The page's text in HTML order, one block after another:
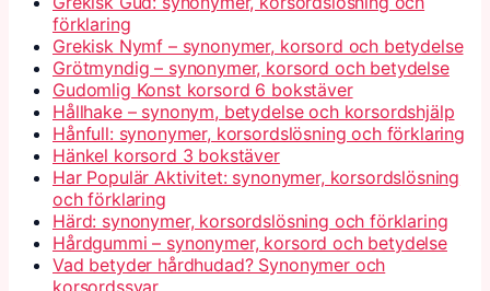
förklaring
Grekisk Nymf – synonymer, korsord och betydelse
Grötmyndig – synonymer, korsord och betydelse
Gudomlig Konst korsord 6 bokstäver
Hållhake – synonym, betydelse och korsordshjälp
Hånfull: synonymer, korsordslösning och förklaring
Hänkel korsord 3 bokstäver
Har Populär Aktivitet: synonymer, korsordslösning
och förklaring
Härd: synonymer, korsordslösning och förklaring
Hårdgummi – synonymer, korsord och betydelse
Vad betyder hårdhudad? Synonymer och
korsordssvar